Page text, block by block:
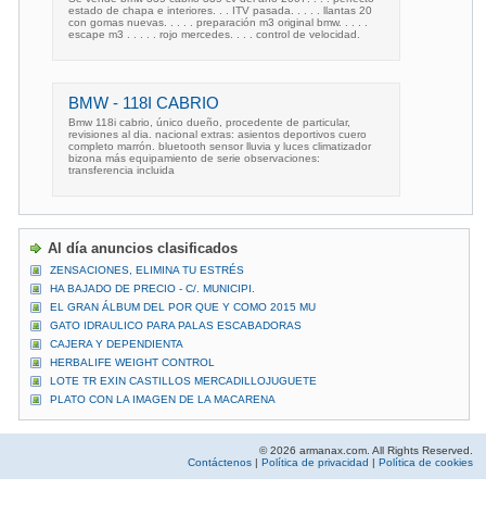
estado de chapa e interiores. . . ITV pasada. . . . . llantas 20
con gomas nuevas. . . . . preparación m3 original bmw. . . . .
escape m3 . . . . . rojo mercedes. . . . control de velocidad.
BMW - 118I CABRIO
Bmw 118i cabrio, único dueño, procedente de particular,
revisiones al dia. nacional extras: asientos deportivos cuero
completo marrón. bluetooth sensor lluvia y luces climatizador
bizona más equipamiento de serie observaciones:
transferencia incluida
Al día anuncios clasificados
ZENSACIONES, ELIMINA TU ESTRÉS
HA BAJADO DE PRECIO - C/. MUNICIPI.
EL GRAN ÁLBUM DEL POR QUE Y COMO 2015 MU
GATO IDRAULICO PARA PALAS ESCABADORAS
CAJERA Y DEPENDIENTA
HERBALIFE WEIGHT CONTROL
LOTE TR EXIN CASTILLOS MERCADILLOJUGUETE
PLATO CON LA IMAGEN DE LA MACARENA
© 2026 armanax.com. All Rights Reserved.
Contáctenos | Política de privacidad | Política de cookies